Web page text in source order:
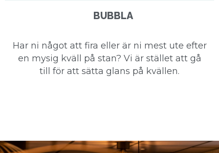
BUBBLA
Har ni något att fira eller är ni mest ute efter
en mysig kväll på stan? Vi är stället att gå
till för att sätta glans på kvällen.